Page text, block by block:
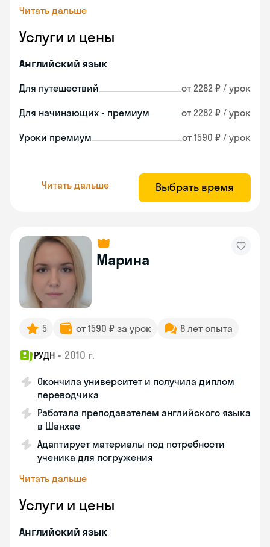
Читать дальше
Услуги и цены
Английский язык
Для путешествий от 2282 ₽ / урок
Для начинающих - премиум от 2282 ₽ / урок
Уроки премиум от 1590 ₽ / урок
Читать дальше Выбрать время
Марина
5 от 1590 ₽ за урок 8 лет опыта
РУДН • 2010 г.
Окончила университет и получила диплом
переводчика
Работала преподавателем английского языка
в Шанхае
Адаптирует материалы под потребности
ученика для погружения
Читать дальше
Услуги и цены
Английский язык